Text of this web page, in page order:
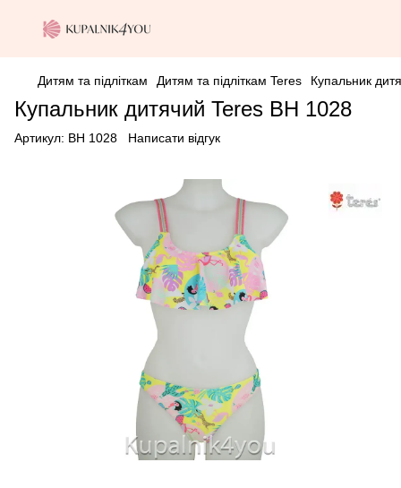
Дитям та підліткам Дитям та підліткам Teres Купальник
Купальник дитячий Teres BH 1028
Артикул: BH 1028 Написати відгук